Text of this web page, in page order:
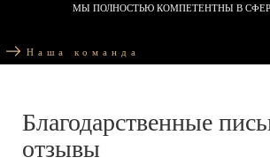
МЫ ПОЛНОСТЬЮ КОМПЕТЕНТНЫ В
Наша команда
Благодарственные
отзывы